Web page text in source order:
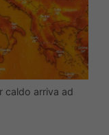
caldo arriva ad